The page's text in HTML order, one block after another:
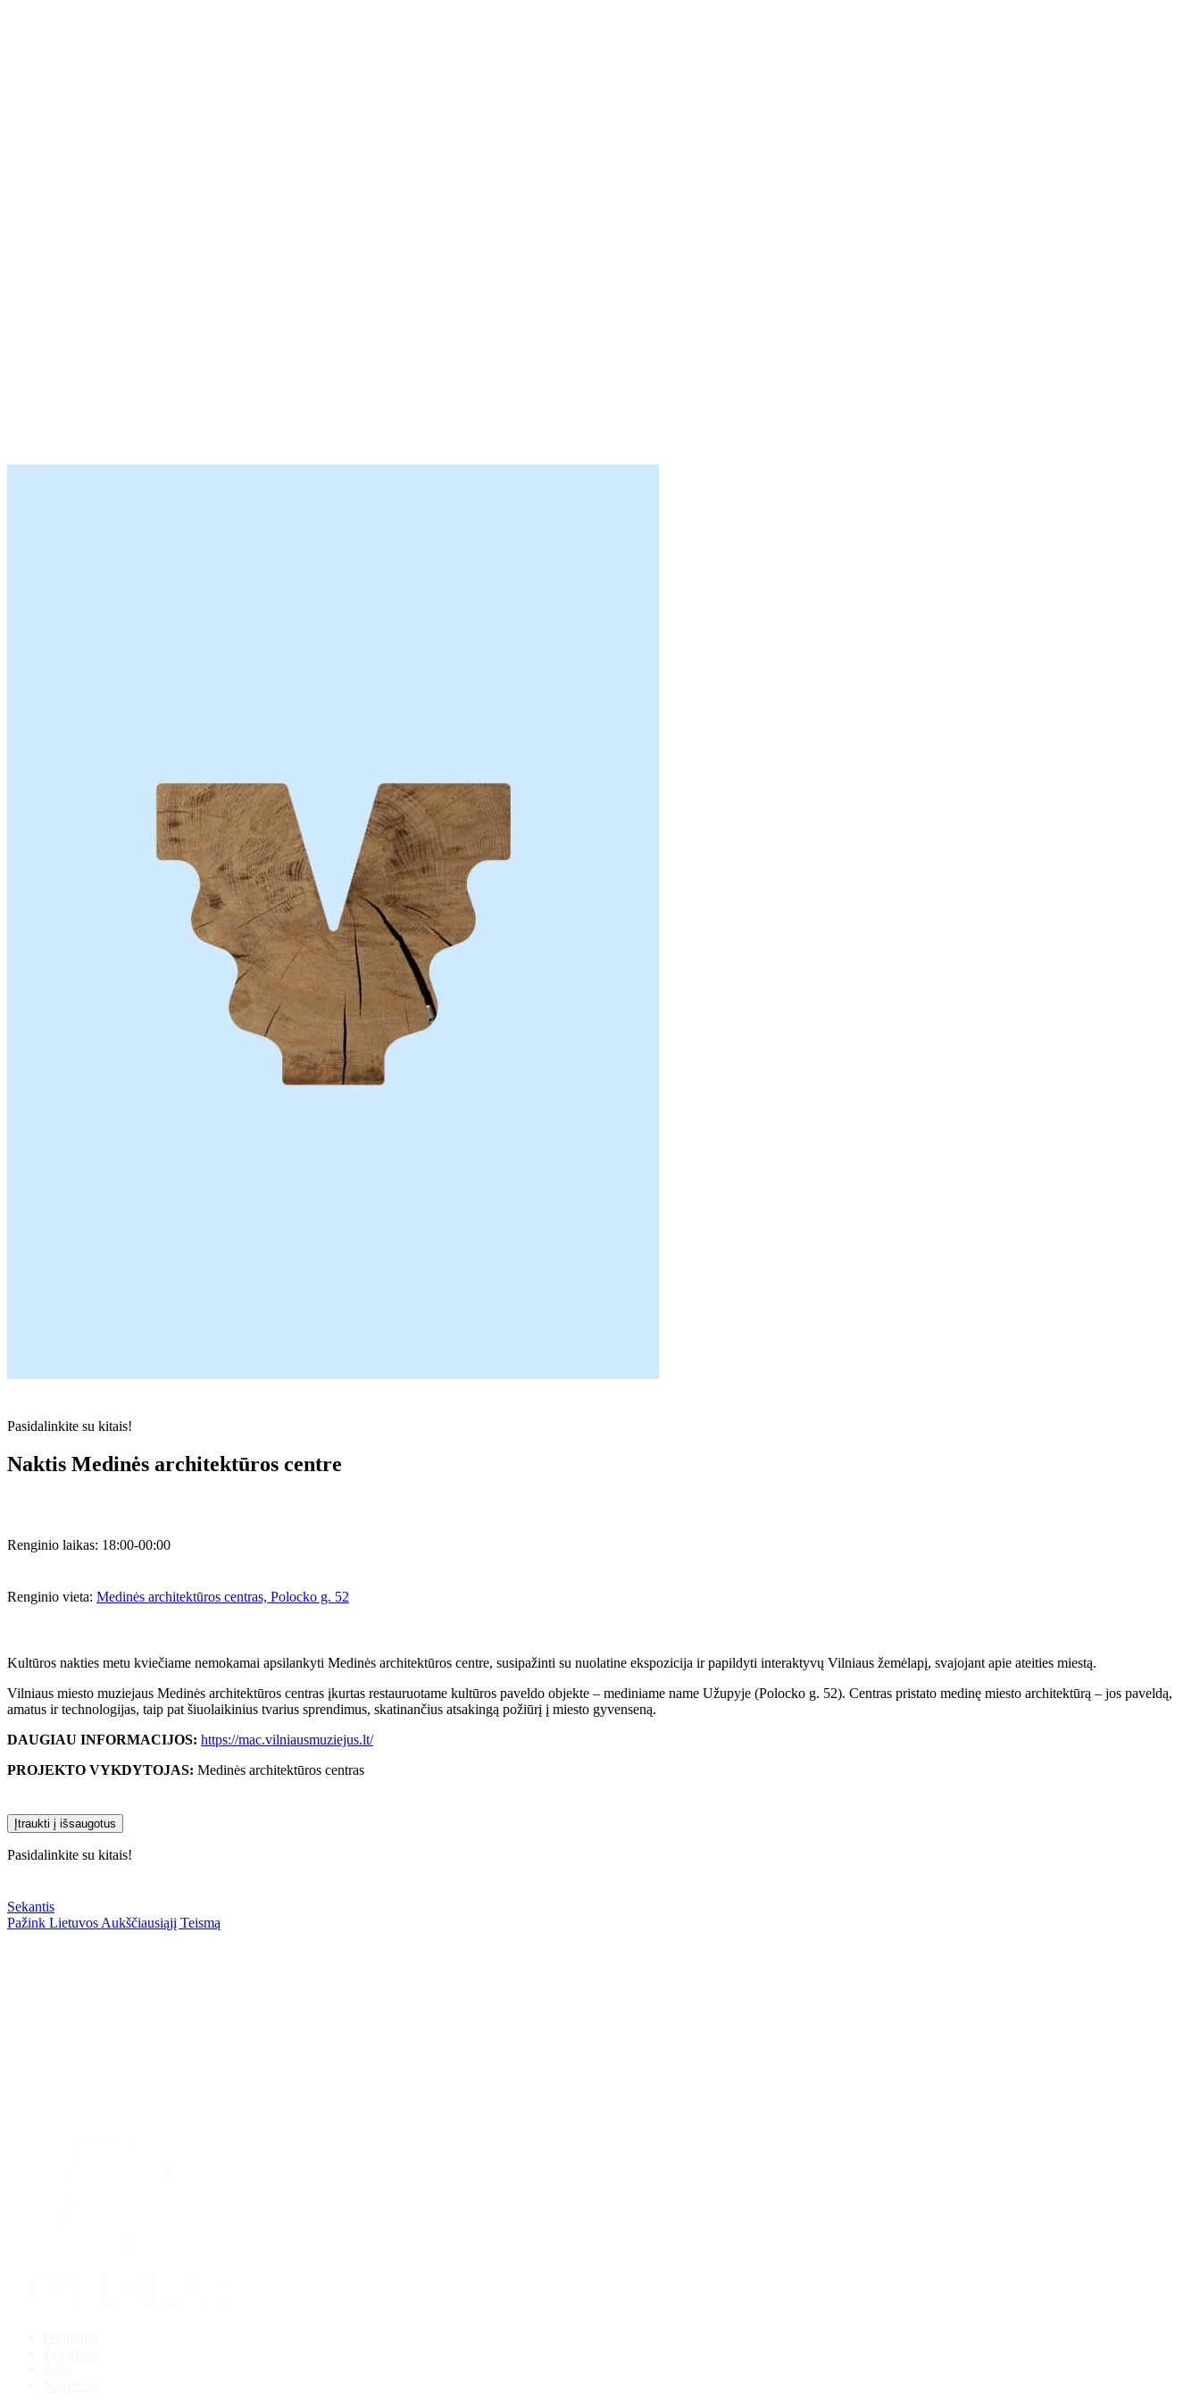
Pasidalinkite su kitais!
Naktis Medinės architektūros centre
Renginio laikas: 18:00-00:00
Renginio vieta: Medinės architektūros centras, Polocko g. 52
Kultūros nakties metu kviečiame nemokamai apsilankyti Medinės architektūros centre, susipažinti su nuolatine ekspozicija ir papildyti interaktyvų Vilniaus žemėlapį, svajojant apie ateities miestą.
Vilniaus miesto muziejaus Medinės architektūros centras įkurtas restauruotame kultūros paveldo objekte – mediniame name Užupyje (Polocko g. 52). Centras pristato medinę miesto architektūrą – jos paveldą,
amatus ir technologijas, taip pat šiuolaikinius tvarius sprendimus, skatinančius atsakingą požiūrį į miesto gyvenseną.
DAUGIAU INFORMACIJOS: https://mac.vilniausmuziejus.lt/
PROJEKTO VYKDYTOJAS: Medinės architektūros centras
Įtraukti į išsaugotus
Pasidalinkite su kitais!
Sekantis
Pažink Lietuvos Aukščiausiąjį Teismą